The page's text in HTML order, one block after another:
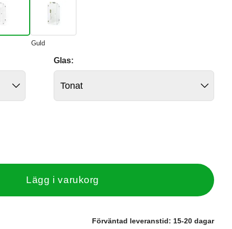
Guld
Glas:
Lägg i varukorg
Förväntad leveranstid: 15-20 dagar